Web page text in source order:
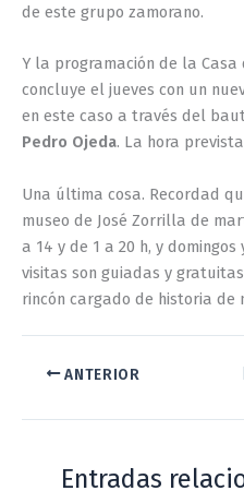
de este grupo zamorano.
Y la programación de la
concluye el jueves con un
en este caso a través del
Pedro Ojeda. La hora
Una última cosa. Recordad
museo de José Zorrilla de
a 14 y de 1 a 20 h, y
visitas son guiadas y
rincón cargado de historia de
ANTERIOR
Entradas